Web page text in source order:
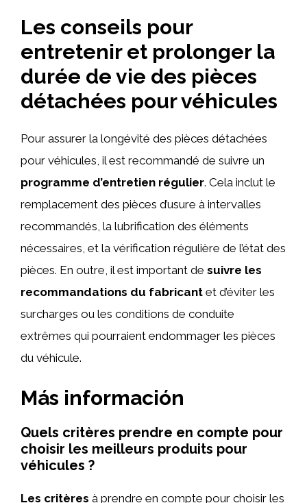
Les conseils pour
entretenir et prolonger la
durée de vie des pièces
détachées pour véhicules
Pour assurer la longévité des pièces détachées
pour véhicules, il est recommandé de suivre un
programme d’entretien régulier. Cela inclut le
remplacement des pièces d’usure à intervalles
recommandés, la lubrification des éléments
nécessaires, et la vérification régulière de l’état des
pièces. En outre, il est important de suivre les
recommandations du fabricant et d’éviter les
surcharges ou les conditions de conduite
extrêmes qui pourraient endommager les pièces
du véhicule.
Más información
Quels critères prendre en compte pour
choisir les meilleurs produits pour
véhicules ?
Les critères à prendre en compte pour choisir les